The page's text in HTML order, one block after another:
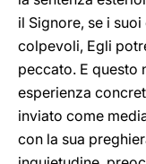
il Signore, se i
colpevoli, Egli
peccato. E questo
esperienza
inviato come
con la sua